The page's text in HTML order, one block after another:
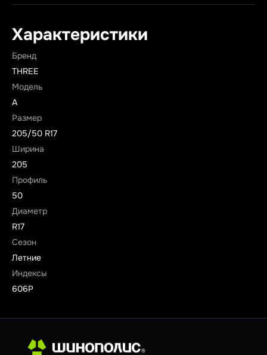
Характеристики
Бренд
THREE
Модель
A
Размер
205/50 R17
Ширина
205
Профиль
50
Диаметр
R17
Сезон
Летние
Индексы
606P